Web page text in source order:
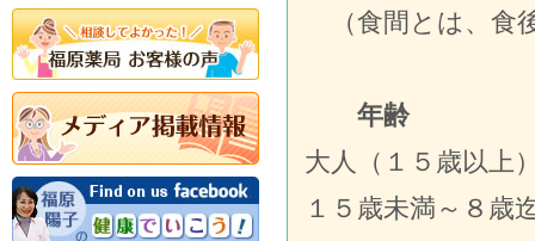
（食間とは、食
年齢 １回
大人（１５
１５歳未満